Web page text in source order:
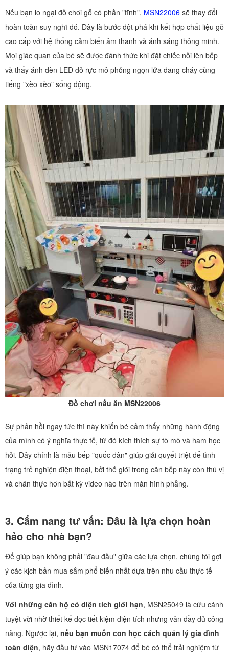
Nếu bạn lo ngại đồ chơi gỗ có phần "tĩnh", MSN22006 sẽ thay đổi
hoàn toàn suy nghĩ đó. Đây là bước đột phá khi kết hợp chất liệu gỗ
cao cấp với hệ thống cảm biến âm thanh và ánh sáng thông minh.
Mọi giác quan của bé sẽ được đánh thức khi đặt chiếc nồi lên bếp
và thấy ánh đèn LED đỏ rực mô phỏng ngọn lửa đang cháy cùng
tiếng "xèo xèo" sống động.
Đồ chơi nấu ăn MSN22006
Sự phản hồi ngay tức thì này khiến bé cảm thấy những hành động
của mình có ý nghĩa thực tế, từ đó kích thích sự tò mò và ham học
hỏi. Đây chính là mẫu bếp "quốc dân" giúp giải quyết triệt để tình
trạng trẻ nghiện điện thoại, bởi thế giới trong căn bếp này còn thú vị
và chân thực hơn bất kỳ video nào trên màn hình phẳng.
3. Cẩm nang tư vấn: Đâu là lựa chọn hoàn
hảo cho nhà bạn?
Để giúp bạn không phải "đau đầu" giữa các lựa chọn, chúng tôi gợi
ý các kịch bản mua sắm phổ biến nhất dựa trên nhu cầu thực tế
của từng gia đình.
Với những căn hộ có diện tích giới hạn, MSN25049 là cứu cánh
tuyệt vời nhờ thiết kế dọc tiết kiệm diện tích nhưng vẫn đầy đủ công
năng. Ngược lại, nếu bạn muốn con học cách quản lý gia đình
toàn diện, hãy đầu tư vào MSN17074 để bé có thể trải nghiệm từ